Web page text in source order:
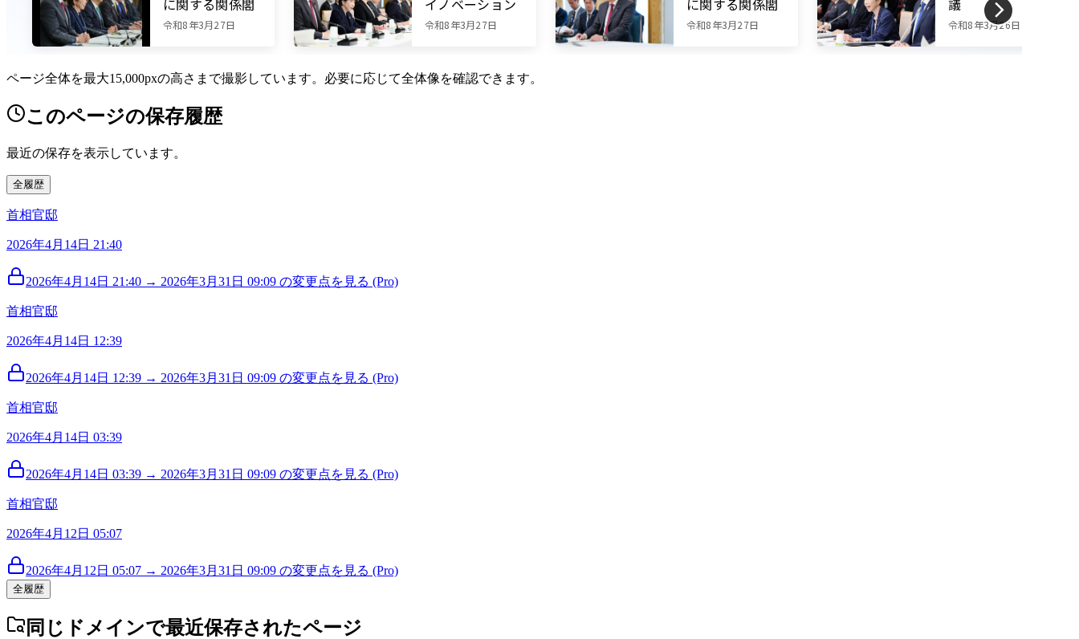
ページ全体を最大15,000pxの高さまで撮影しています。必要に応じて全体像を確認できます。
このページの保存履歴
最近の保存を表示しています。
全履歴
首相官邸
2026年4月14日 21:40
2026年4月14日 21:40 → 2026年3月31日 09:09 の変更点を見る (Pro)
首相官邸
2026年4月14日 12:39
2026年4月14日 12:39 → 2026年3月31日 09:09 の変更点を見る (Pro)
首相官邸
2026年4月14日 03:39
2026年4月14日 03:39 → 2026年3月31日 09:09 の変更点を見る (Pro)
首相官邸
2026年4月12日 05:07
2026年4月12日 05:07 → 2026年3月31日 09:09 の変更点を見る (Pro)
全履歴
同じドメインで最近保存されたページ